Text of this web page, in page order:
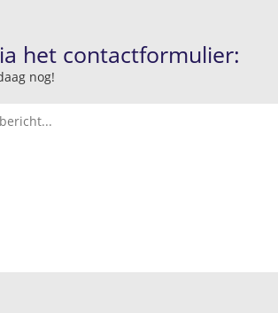
het contactformulier:
nog!